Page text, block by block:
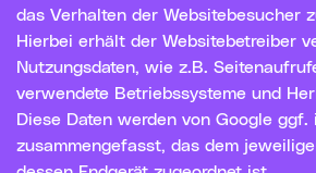
das Verhalten der Websitebesucher
Hierbei erhält der Websitebetreiber
Nutzungsdaten, wie z.B.
verwendete Betriebssysteme und
Diese Daten werden von Google ggf.
zusammengefasst, das dem